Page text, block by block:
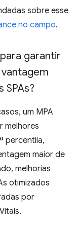
sobre esse
no campo.
garantir
um MPA
melhores
percentila,
maior de
melhorias
otimizados
por